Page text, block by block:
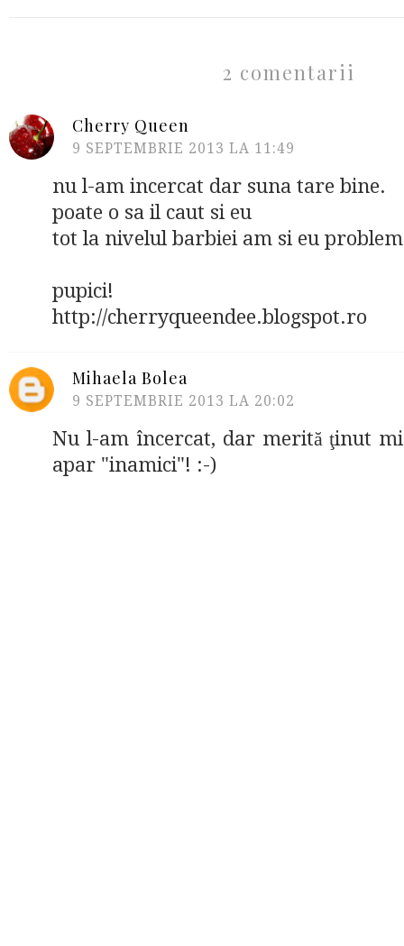
2 comentarii
Cherry Queen
9 SEPTEMBRIE 2013 LA 11:49
nu l-am incercat dar suna tare bine.
poate o sa il caut si eu
tot la nivelul barbiei am si eu
pupici!
http://cherryqueendee.blogspot.ro
Mihaela Bolea
9 SEPTEMBRIE 2013 LA 20:02
Nu l-am încercat, dar merită ţinut
apar "inamici"! :-)